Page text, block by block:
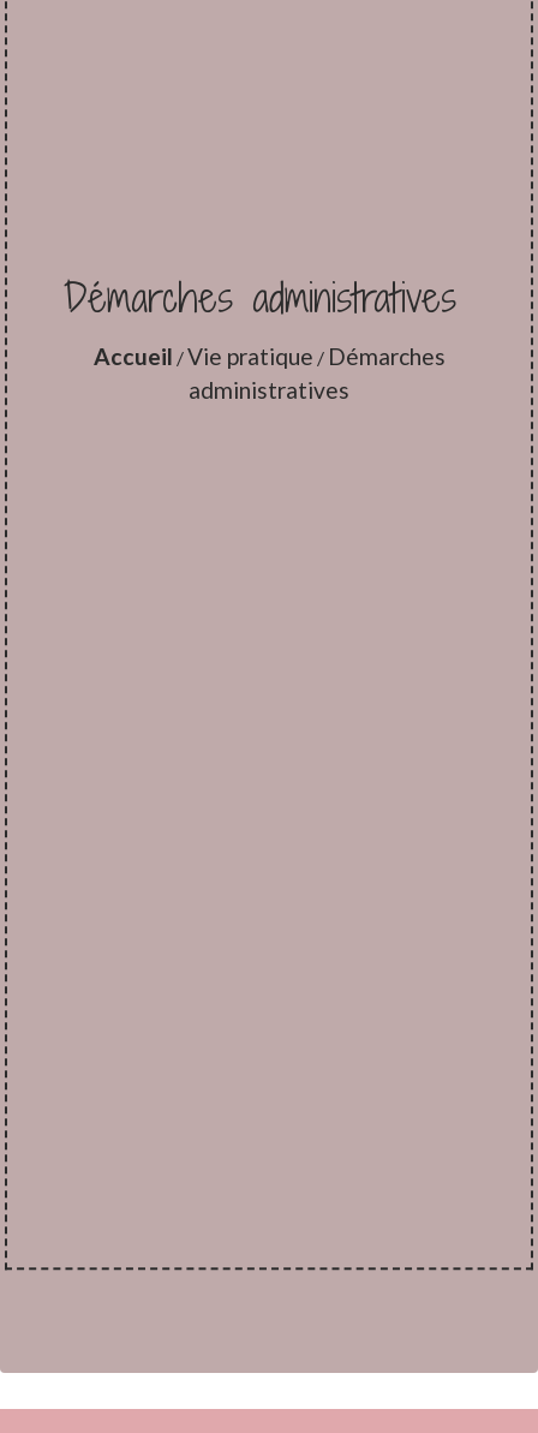
Démarches administratives
Accueil /Vie pratique / Démarches
administratives